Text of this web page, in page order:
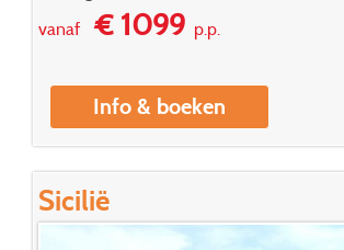
vanaf€ 1099p.p.
Info & boeken
Sicilië